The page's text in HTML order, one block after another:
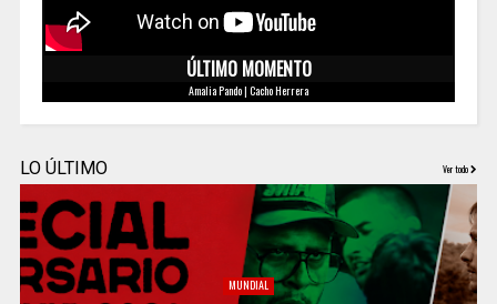
ÚLTIMO MOMENTO
Amalia Pando | Cacho Herrera
LO ÚLTIMO Ver todo
MUNDIAL